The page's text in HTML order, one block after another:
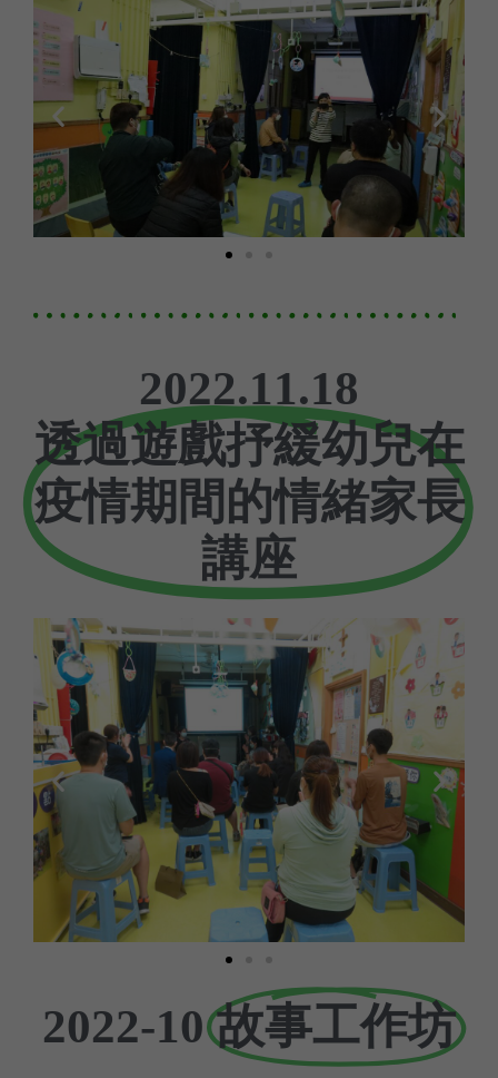
2022.11.18
透過遊戲抒緩幼兒在
疫情期間的情緒家長
講座
2022-10故事工作坊